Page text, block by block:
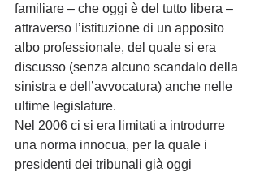
familiare – che oggi è del tutto libera –
attraverso l’istituzione di un apposito
albo professionale, del quale si era
discusso (senza alcuno scandalo della
sinistra e dell’avvocatura) anche nelle
ultime legislature.
Nel 2006 ci si era limitati a introdurre
una norma innocua, per la quale i
presidenti dei tribunali già oggi